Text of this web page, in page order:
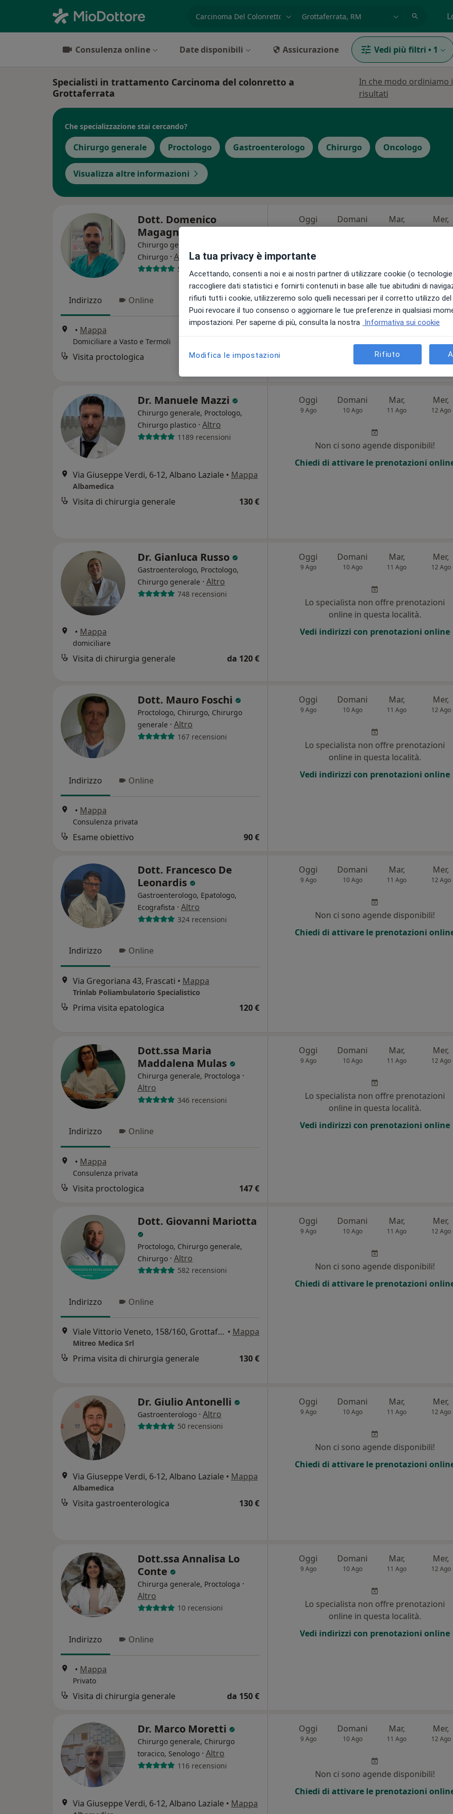
Consulenza online Date disponibili Assicurazione Vedi più filtri • 1
Specialisti in trattamento Carcinoma del colonretto a
Grottaferrata
In che modo ordiniamo i
risultati
Che specializzazione stai cercando?
Chirurgo generale Proctologo Gastroenterologo Chirurgo Oncologo
Visualizza altre informazioni
Dott. Domenico
Magagnano
Chirurgo generale, Proctologo,
Chirurgo · Altro
51 recensioni
Indirizzo Online
• Mappa
Domiciliare a Vasto e Termoli
Visita proctologica da 170 €
Oggi
9 Ago
Domani
10 Ago
Mar,
11 Ago
Mer,
12 Ago
Chiedi di attivare le prenotazioni
Dr. Manuele Mazzi
Chirurgo generale, Proctologo,
Chirurgo plastico · Altro
1189 recensioni
Via Giuseppe Verdi, 6-12, Albano Laziale • Mappa
Albamedica
Visita di chirurgia generale 130 €
Oggi
9 Ago
Domani
10 Ago
Mar,
11 Ago
Mer,
12 Ago
Non ci sono agende disponibili!
Chiedi di attivare le prenotazioni
Dr. Gianluca Russo
Gastroenterologo, Proctologo,
Chirurgo generale · Altro
748 recensioni
• Mappa
domiciliare
Visita di chirurgia generale da 120 €
Oggi
9 Ago
Domani
10 Ago
Mar,
11 Ago
Mer,
12 Ago
Lo specialista non offre prenotazioni
online in questa località.
Vedi indirizzi con prenotazioni online
Dott. Mauro Foschi
Proctologo, Chirurgo, Chirurgo
generale · Altro
167 recensioni
Indirizzo Online
• Mappa
Consulenza privata
Esame obiettivo 90 €
Oggi
9 Ago
Domani
10 Ago
Mar,
11 Ago
Mer,
12 Ago
Lo specialista non offre prenotazioni
online in questa località.
Vedi indirizzi con prenotazioni online
Dott. Francesco De
Leonardis
Gastroenterologo, Epatologo,
Ecografista · Altro
324 recensioni
Indirizzo Online
Via Gregoriana 43, Frascati • Mappa
Trinlab Poliambulatorio Specialistico
Prima visita epatologica 120 €
Oggi
9 Ago
Domani
10 Ago
Mar,
11 Ago
Mer,
12 Ago
Non ci sono agende disponibili!
Chiedi di attivare le prenotazioni
Dott.ssa Maria
Maddalena Mulas
Chirurga generale, Proctologa ·
Altro
346 recensioni
Indirizzo Online
• Mappa
Consulenza privata
Visita proctologica 147 €
Oggi
9 Ago
Domani
10 Ago
Mar,
11 Ago
Mer,
12 Ago
Lo specialista non offre prenotazioni
online in questa località.
Vedi indirizzi con prenotazioni online
Dott. Giovanni Mariotta
Proctologo, Chirurgo generale,
Chirurgo · Altro
582 recensioni
Indirizzo Online
Viale Vittorio Veneto, 158/160, Grottaferrata • Mappa
Mitreo Medica Srl
Prima visita di chirurgia generale 130 €
Oggi
9 Ago
Domani
10 Ago
Mar,
11 Ago
Mer,
12 Ago
Non ci sono agende disponibili!
Chiedi di attivare le prenotazioni
Dr. Giulio Antonelli
Gastroenterologo · Altro
50 recensioni
Via Giuseppe Verdi, 6-12, Albano Laziale • Mappa
Albamedica
Visita gastroenterologica 130 €
Oggi
9 Ago
Domani
10 Ago
Mar,
11 Ago
Mer,
12 Ago
Non ci sono agende disponibili!
Chiedi di attivare le prenotazioni
Dott.ssa Annalisa Lo
Conte
Chirurga generale, Proctologa ·
Altro
10 recensioni
Indirizzo Online
• Mappa
Privato
Visita di chirurgia generale da 150 €
Oggi
9 Ago
Domani
10 Ago
Mar,
11 Ago
Mer,
12 Ago
Lo specialista non offre prenotazioni
online in questa località.
Vedi indirizzi con prenotazioni online
Dr. Marco Moretti
Chirurgo generale, Chirurgo
toracico, Senologo · Altro
116 recensioni
Via Giuseppe Verdi, 6-12, Albano Laziale • Mappa
Oggi
9 Ago
Domani
10 Ago
Mar,
11 Ago
Mer,
12 Ago
Non ci sono agende disponibili!
Chiedi di attivare le prenotazioni
La tua privacy è importante
Accettando, consenti a noi e ai nostri partner di utilizzare cookie (o
raccogliere dati statistici e fornirti contenuti in base alle tue abitudini di
rifiuti tutti i cookie, utilizzeremo solo quelli necessari per il corretto utilizzo
Puoi revocare il tuo consenso o aggiornare le tue preferenze in qualsiasi
impostazioni. Per saperne di più, consulta la nostra Informativa sui cookie
Modifica le impostazioni Rifiuto